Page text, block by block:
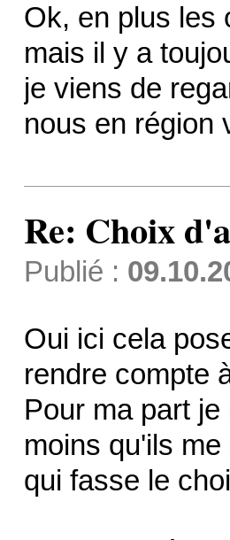
Ok, en plus les
mais il y a
je viens de
nous en région
Re: Choix
Publié :
Oui ici cela
rendre compte
Pour ma part
moins qu'ils
qui fasse le